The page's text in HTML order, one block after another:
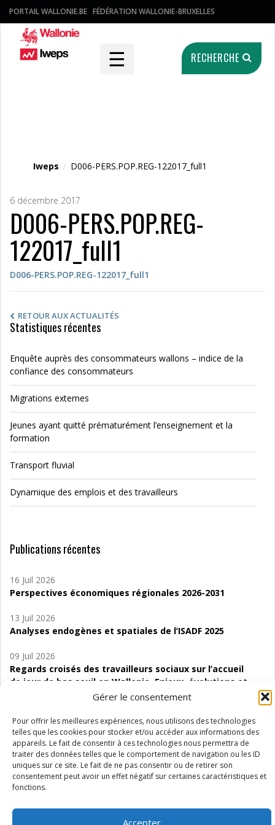
Gérer le consentement
Pour offrir les meilleures expériences, nous utilisons des technologies
telles que les cookies pour stocker et/ou accéder aux informations des
appareils. Le fait de consentir à ces technologies nous permettra de
traiter des données telles que le comportement de navigation ou les ID
uniques sur ce site. Le fait de ne pas consentir ou de retirer son
consentement peut avoir un effet négatif sur certaines caractéristiques et
fonctions.
Accepter
PORTAIL WALLONIE.BE FÉDÉRATION WALLONIE-BRUXELLES
☰ RECHERCHE
Iweps / D006-PERS.POP.REG-122017_full1
6 décembre 2017
D006-PERS.POP.REG-
122017_full1
D006-PERS.POP.REG-122017_full1
RETOUR AUX ACTUALITÉS
Statistiques récentes
Enquête auprès des consommateurs wallons – indice de la
confiance des consommateurs
Migrations externes
Jeunes ayant quitté prématurément l’enseignement et la
formation
Transport fluvial
Dynamique des emplois et des travailleurs
Publications récentes
16 Juil 2026
Perspectives économiques régionales 2026-2031
13 Juil 2026
Analyses endogènes et spatiales de l’ISADF 2025
09 Juil 2026
Regards croisés des travailleurs sociaux sur l’accueil
de jour de bas seuil en Wallonie. Enjeux, évolutions et
06 Juil 2026
Étude d’évaluabilité des Structures
d’accompagnement à l’autocréation d’emploi (SAACE)
01 Juil 2026
Pénurie du personnel infirmier :quels indicateurs
Wallonie ?